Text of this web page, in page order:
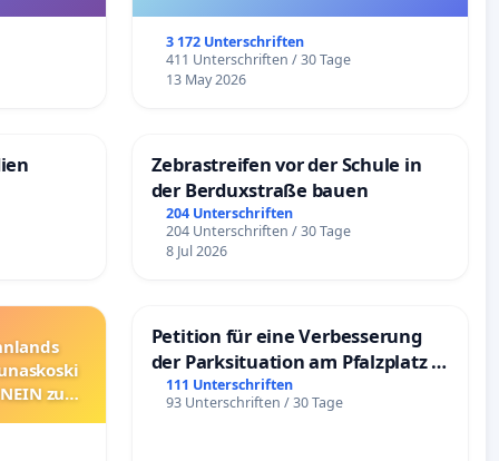
3 172 Unterschriften
411 Unterschriften / 30 Tage
13 May 2026
Zebrastreifen vor der Schule in
der Berduxstraße bauen
204 Unterschriften
204 Unterschriften / 30 Tage
8 Jul 2026
zum
Petition für eine Verbesserung
der Parksituation am Pfalzplatz in
Mannheim
111 Unterschriften
93 Unterschriften / 30 Tage